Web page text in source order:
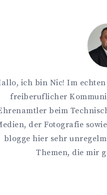
ich bin Nic! Im
freiberuflicher
beim
der Fotografie
blogge hier sehr
Themen, die mir